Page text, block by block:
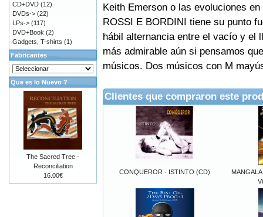
Keith Emerson o las evoluciones
ROSSI E BORDINI tiene su punto
hábil alternancia entre el vacío y el
más admirable aún si pensamos
músicos. Dos músicos con M
Clientes que compraron este
CONQUEROR - ISTINTO (CD)
CD+DVD (12)
DVDs-> (22)
LPs-> (117)
DVD+Book (2)
Gadgets, T-shirts (1)
Fabricantes
Que es lo Nuevo ?
The Sacred Tree -
Reconciliation
16.00€